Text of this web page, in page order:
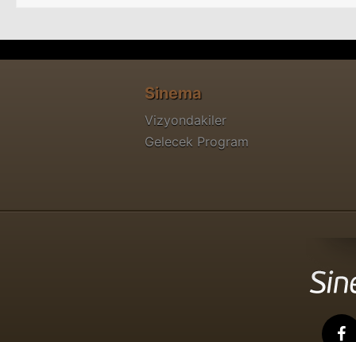
Sinema
Vizyondakiler
Gelecek Program